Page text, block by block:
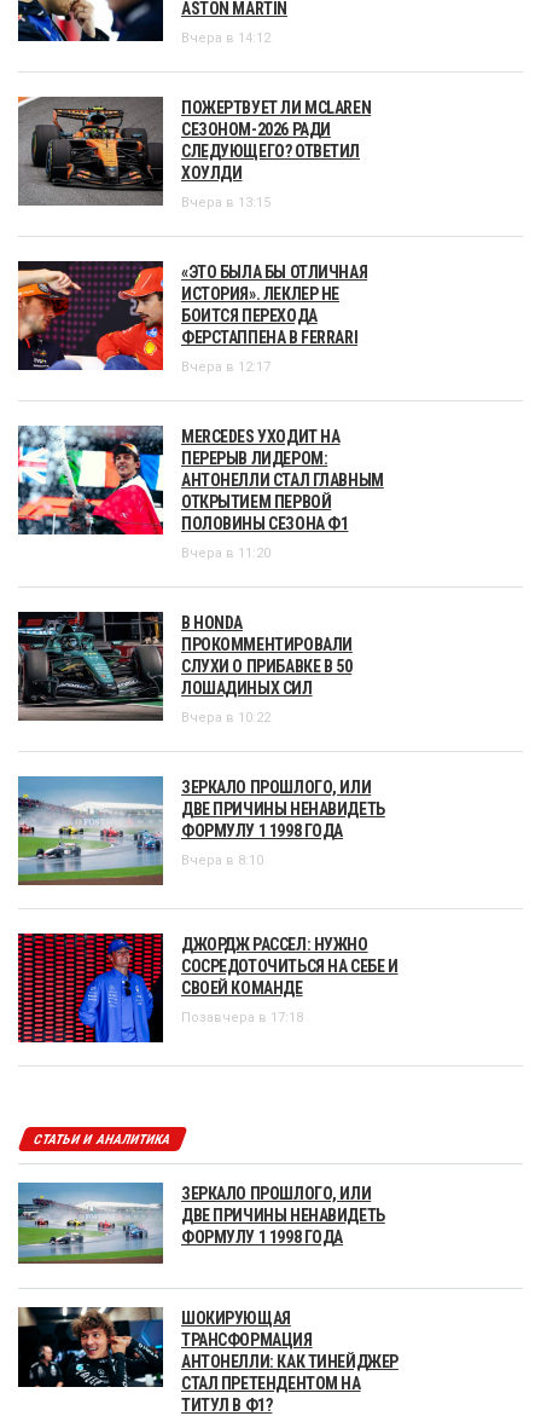
ASTON MARTIN
Вчера в 14:12
ПОЖЕРТВУЕТ ЛИ MCLAREN
СЕЗОНОМ-2026 РАДИ
СЛЕДУЮЩЕГО? ОТВЕТИЛ
ХОУЛДИ
Вчера в 13:15
«ЭТО БЫЛА БЫ ОТЛИЧНАЯ
ИСТОРИЯ». ЛЕКЛЕР НЕ
БОИТСЯ ПЕРЕХОДА
ФЕРСТАППЕНА В FERRARI
Вчера в 12:17
MERCEDES УХОДИТ НА
ПЕРЕРЫВ ЛИДЕРОМ:
АНТОНЕЛЛИ СТАЛ ГЛАВНЫМ
ОТКРЫТИЕМ ПЕРВОЙ
ПОЛОВИНЫ СЕЗОНА Ф1
Вчера в 11:20
В HONDA
ПРОКОММЕНТИРОВАЛИ
СЛУХИ О ПРИБАВКЕ В 50
ЛОШАДИНЫХ СИЛ
Вчера в 10:22
ЗЕРКАЛО ПРОШЛОГО, ИЛИ
ДВЕ ПРИЧИНЫ НЕНАВИДЕТЬ
ФОРМУЛУ 1 1998 ГОДА
Вчера в 8:10
ДЖОРДЖ РАССЕЛ: НУЖНО
СОСРЕДОТОЧИТЬСЯ НА СЕБЕ И
СВОЕЙ КОМАНДЕ
Позавчера в 17:18
СТАТЬИ И АНАЛИТИКА
ЗЕРКАЛО ПРОШЛОГО, ИЛИ
ДВЕ ПРИЧИНЫ НЕНАВИДЕТЬ
ФОРМУЛУ 1 1998 ГОДА
ШОКИРУЮЩАЯ
ТРАНСФОРМАЦИЯ
АНТОНЕЛЛИ: КАК ТИНЕЙДЖЕР
СТАЛ ПРЕТЕНДЕНТОМ НА
ТИТУЛ В Ф1?